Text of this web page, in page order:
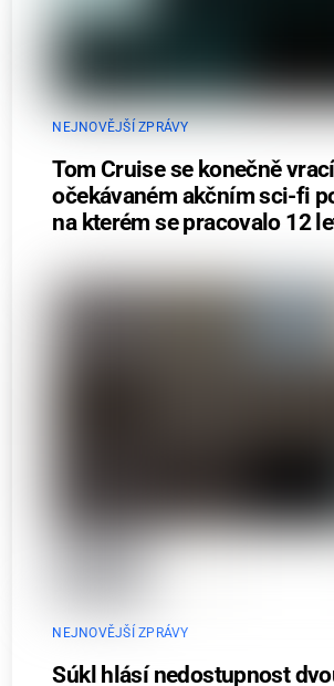
NEJNOVĚJŠÍ ZPRÁVY
Tom Cruise se konečně
očekávaném akčním sci-fi
na kterém se pracovalo 12
NEJNOVĚJŠÍ ZPRÁVY
Súkl hlásí nedostupnost